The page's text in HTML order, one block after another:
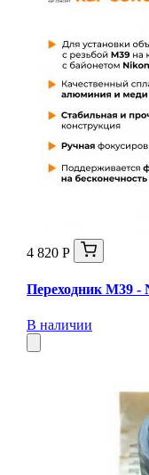
4 820 Р
Переходник M39 -
В наличии